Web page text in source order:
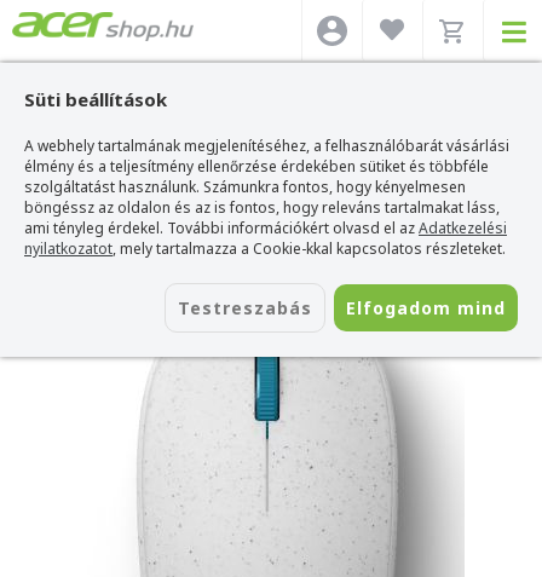
Süti beállítások
A webhely tartalmának megjelenítéséhez, a felhasználóbarát vásárlási
élmény és a teljesítmény ellenőrzése érdekében sütiket és többféle
szolgáltatást használunk. Számunkra fontos, hogy kényelmesen
böngéssz az oldalon és az is fontos, hogy releváns tartalmakat láss,
ami tényleg érdekel. További információkért olvasd el azAdatkezelési
nyilatkozatot, mely tartalmazza a Cookie-kkal kapcsolatos részleteket.
Testreszabás Elfogadom mind
Acer webshop>Kiegészítők>Egerek >Microsoft Egerek>Microsoft Ocean
Plastic Bluetooth Mouse - Kagyló
Microsoft Ocean Plastic Bluetooth
Mouse - Kagyló
Azonosító: I38-00006